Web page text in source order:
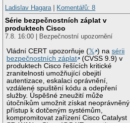
Ladislav Hagara
Komentářů: 8
Série bezpečnostních záplat v
produktech Cisco
7.8. 16:00 | Bezpečnostní upozornění
Vládní CERT upozorňuje (𝕏 ) nasérii
bezpečnostních záplat
(CVSS 9.9) v
produktech Cisco řešících kritické
zranitelnosti umožňující obejití
autentizace, eskalaci oprávnění,
vzdálené spuštění kódu a odepření
služby. Úspěšné zneužití může
útočníkům umožnit získat neoprávněný
přístup k dotčeným systémům,
kompromitovat zařízení Cisco Catalyst